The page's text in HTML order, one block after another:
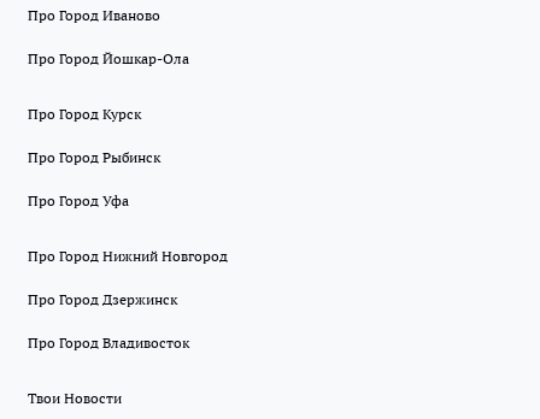
Про Город Иваново
Про Город Йошкар-Ола
Про Город Курск
Про Город Рыбинск
Про Город Уфа
Про Город Нижний Новгород
Про Город Дзержинск
Про Город Владивосток
Твои Новости